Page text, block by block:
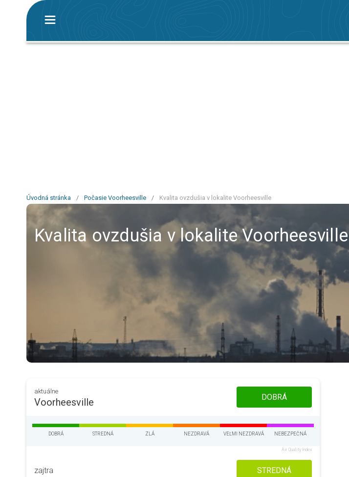
Úvodná stránka / Počasie Voorheesville / Kvalita ovzdušia v lokalite Voorheesville
Kvalita ovzdušia v lokalite Voorheesville
aktuálne
Voorheesville DOBRÁ
DOBRÁ STREDNÁ ZLÁ NEZDRAVÁ VEĽMI NEZDRAVÁ NEBEZPEČNÁ
Air Quality Index
zajtra STREDNÁ